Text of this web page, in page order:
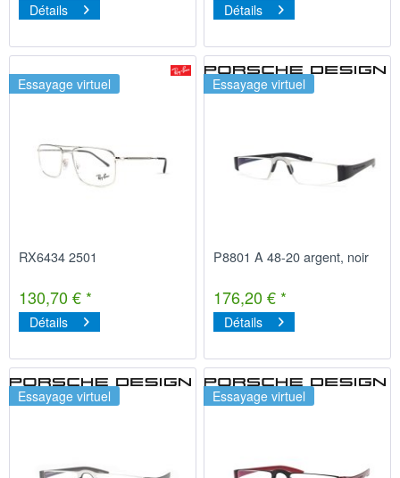
Détails Détails
Essayage virtuel
RX6434 2501
130,70 € *
Détails
Essayage virtuel
P8801 A 48-20 argent, noir
176,20 € *
Détails
Essayage virtuel Essayage virtuel